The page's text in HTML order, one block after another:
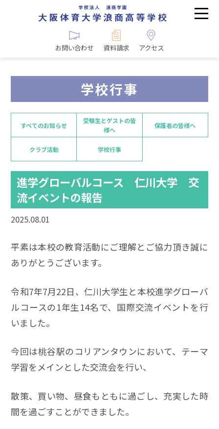
お問い合わせ 資料請求 アクセス
学校行事
すべてのお知らせ
受験生とゲストの皆
様へ
保護者の皆様へ
クラブ活動 学校行事
進学グローバルコース 仁川大学 交
流イベントの報告
2025.08.01
平素は本校の教育活動にご理解とご協力頂き誠に
ありがとうございます。
令和7年7月22日、仁川大学生と本校進学グローバ
ルコースの1年生14名で、国際交流イベントを行
いました。
今回は桃谷駅のコリアンタウンにおいて、テーマ
学習をメインとした交流会を行い、
散策、買い物、昼食もともに過ごし、充実した時
間を過ごすことができました。